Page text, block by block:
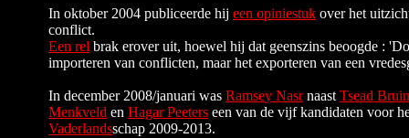
In oktober 2004 publiceerde hij een opiniestuk over het
conflict.
Een rel brak erover uit, hoewel hij dat geenszins beoogde :
importeren van conflicten, maar het exporteren van een
In december 2008/januari was Ramsey NasrnaastTsead
Menkveld en Hagar Peeters een van de vijf kandidaten voor
Vaderlandsschap 2009-2013.